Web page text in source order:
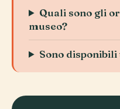
Quali sono gli
museo?
Sono